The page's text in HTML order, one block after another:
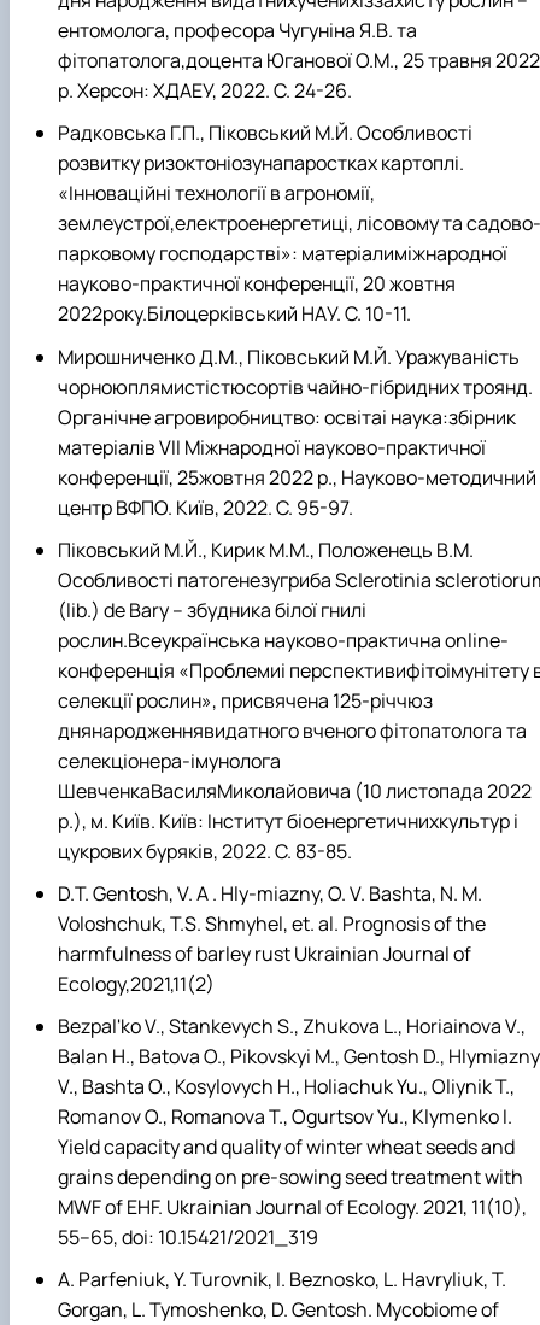
ентомолога, професора Чугуніна Я.В. та
фітопатолога,доцента Юганової О.М., 25 травня 2022
р. Херсон: ХДАЕУ, 2022. С. 24-26.
Радковська Г.П., Піковський М.Й. Особливості
розвитку ризоктоніозунапаростках картоплі.
«Інноваційні технології в агрономії,
землеустрої,електроенергетиці, лісовому та садово-
парковому господарстві»: матеріалиміжнародної
науково-практичної конференції, 20 жовтня
2022року.Білоцерківський НАУ. С. 10-11.
Мирошниченко Д.М., Піковський М.Й. Уражуваність
чорноюплямистістюсортів чайно-гібридних троянд.
Органічне агровиробництво: освітаі наука:збірник
матеріалів VII Міжнародної науково-практичної
конференції, 25жовтня 2022 р., Науково-методичний
центр ВФПО. Київ, 2022. С. 95-97.
Піковський М.Й., Кирик М.М., Положенець В.М.
Особливості патогенезугриба Sclerotinia
(lib.) de Bary – збудника білої гнилі
рослин.Всеукраїнська науково-практична online-
конференція «Проблемиі перспективифітоімунітету
селекції рослин», присвячена 125-річчюз
днянародженнявидатного вченого фітопатолога та
селекціонера-імунолога
ШевченкаВасиляМиколайовича (10 листопада 2022
р.), м. Київ. Київ: Інститут біоенергетичнихкультур і
цукрових буряків, 2022. С. 83-85.
D.T. Gentosh, V. A . Hly-miazny, O. V. Bashta, N. M.
Voloshchuk, T.S. Shmyhel, et. al. Prognosis of the
harmfulness of barley rust Ukrainian Journal of
Ecology,2021,11(2)
Bezpal'ko V., Stankevych S., Zhukova L., Horiainova V.,
Balan H., Batova O., Pikovskyi M., Gentosh D., Hlymiazny
V., Bashta O., Kosylovych H., Holiachuk Yu., Oliynik T.,
Romanov O., Romanova T., Ogurtsov Yu., Klymenko I.
Yield capacity and quality of winter wheat seeds and
grains depending on pre-sowing seed treatment with
MWF of EHF. Ukrainian Journal of Ecology. 2021, 11(10),
55–65, doi: 10.15421/2021_319
A. Parfeniuk, Y. Turovnik, I. Beznosko, L. Havryliuk, T.
Gorgan, L. Tymoshenko, D. Gentosh. Mycobiome of